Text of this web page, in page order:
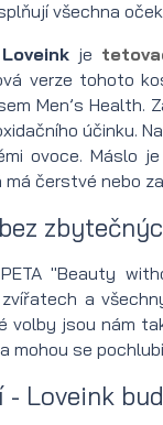
všechna
Loveink je
verze tohoto
Men’s
účinku.
ovoce.
čerstvé nebo
"Beauty
a
volby jsou nám
mohou se
Loveink